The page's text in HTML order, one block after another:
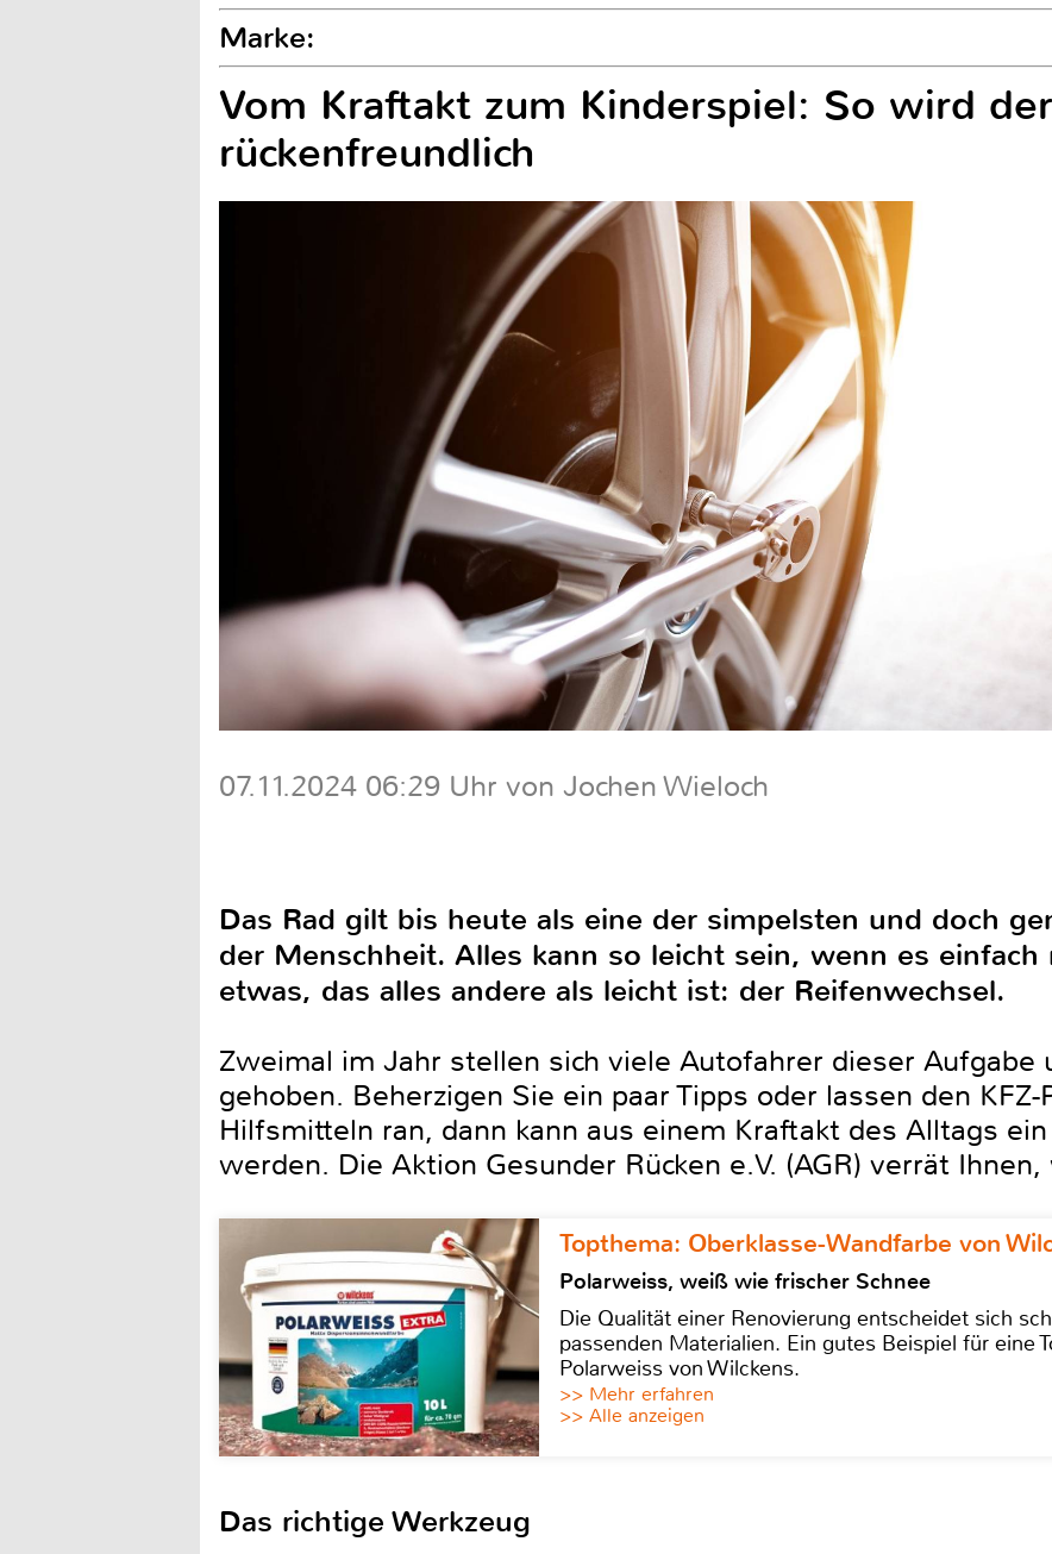
Marke:
Vom Kraftakt zum Kinderspiel: So wird
rückenfreundlich
07.11.2024 06:29 Uhr von Jochen Wieloch
Das Rad gilt bis heute als eine der simpelsten und doch
der Menschheit. Alles kann so leicht sein, wenn es
etwas, das alles andere als leicht ist: der Reifenwechsel.
Zweimal im Jahr stellen sich viele Autofahrer dieser Aufgabe
gehoben. Beherzigen Sie ein paar Tipps oder lassen den
Hilfsmitteln ran, dann kann aus einem Kraftakt des Alltags
werden. Die Aktion Gesunder Rücken e.V. (AGR) verrät
Topthema: Oberklasse-Wandfarbe von
Polarweiss, weiß wie frischer Schnee
Die Qualität einer Renovierung entscheidet sich
passenden Materialien. Ein gutes Beispiel für eine
Polarweiss von Wilckens.
>> Mehr erfahren
>> Alle anzeigen
Das richtige Werkzeug